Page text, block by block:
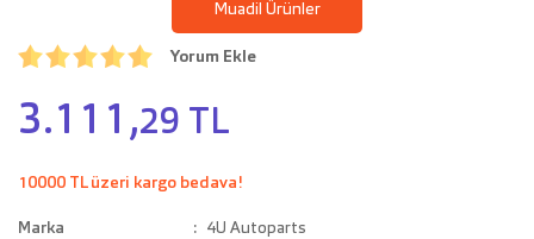
Muadil Ürünler
Yorum Ekle
3.111,29 TL
10000 TL üzeri kargo bedava!
Marka 4U Autoparts